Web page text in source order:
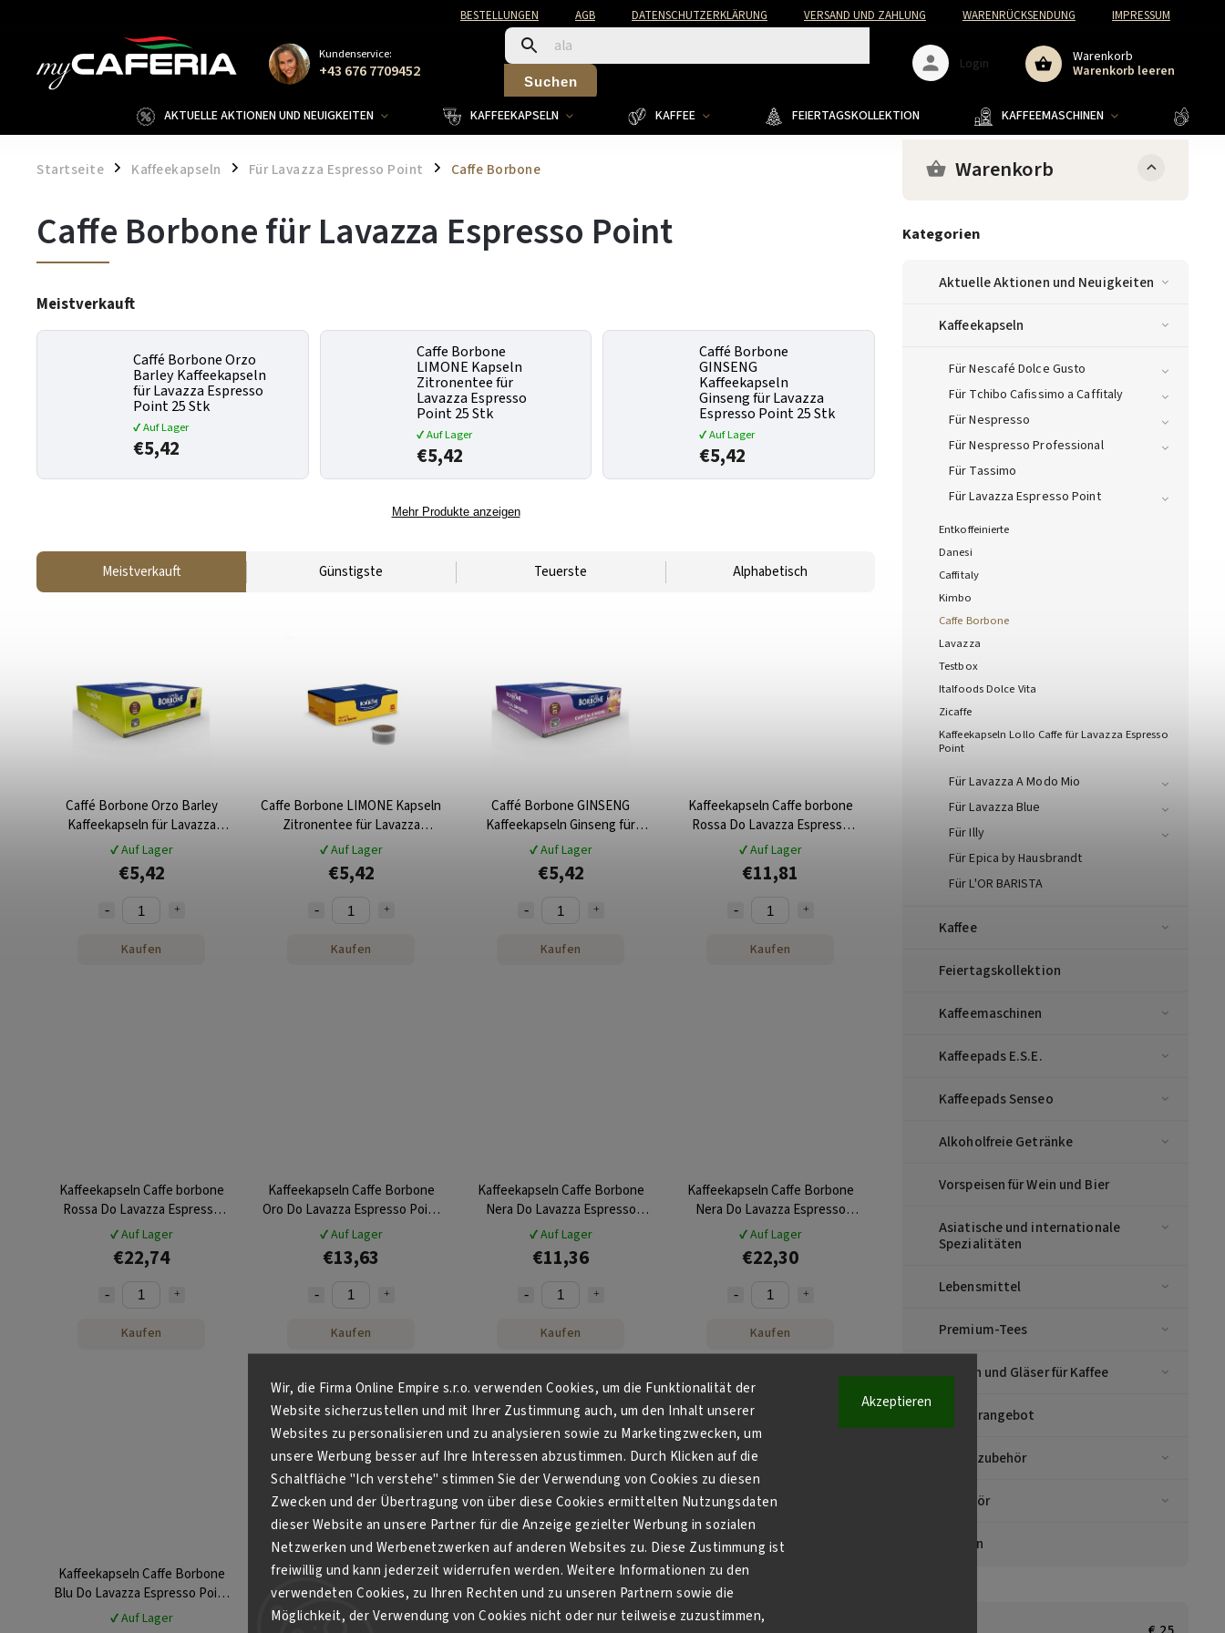
Wir, die Firma Online Empire s.r.o. verwenden Cookies, um die Funktionalität der
Website sicherzustellen und mit Ihrer Zustimmung auch, um den Inhalt unserer
Websites zu personalisieren und zu analysieren sowie zu Marketingzwecken, um
unsere Werbung besser auf Ihre Interessen abzustimmen. Durch Klicken auf die
Schaltfläche "Ich verstehe" stimmen Sie der Verwendung von Cookies zu diesen
Zwecken und der Übertragung von über diese Cookies ermittelten Nutzungsdaten
dieser Website an unsere Partner für die Anzeige gezielter Werbung in sozialen
Netzwerken und Werbenetzwerken auf anderen Websites zu. Diese Zustimmung ist
freiwillig und kann jederzeit widerrufen werden. Weitere Informationen zu den
verwendeten Cookies, zu Ihren Rechten und zu unseren Partnern sowie die
Möglichkeit, der Verwendung von Cookies nicht oder nur teilweise zuzustimmen,
Akzeptieren
BESTELLUNGEN AGB DATENSCHUTZERKLÄRUNG VERSAND UND ZAHLUNG WARENRÜCKSENDUNG IMPRESSUM
Kundenservice:
+43 676 7709452 Suchen
Warenkorb
Warenkorb leeren
Login
AKTUELLE AKTIONEN UND NEUIGKEITEN KAFFEEKAPSELN KAFFEE FEIERTAGSKOLLEKTION KAFFEEMASCHINEN
Startseite / Kaffeekapseln / Für Lavazza Espresso Point / Caffe Borbone Warenkorb
Kategorien
Aktuelle Aktionen und Neuigkeiten
Kaffeekapseln
Für Nescafé Dolce Gusto
Für Tchibo Cafissimo a Caffitaly
Für Nespresso
Für Nespresso Professional
Für Tassimo
Für Lavazza Espresso Point
Entkoffeinierte
Danesi
Caffitaly
Kimbo
Caffe Borbone
Lavazza
Testbox
Italfoods Dolce Vita
Zicaffe
Kaffeekapseln Lollo Caffe für Lavazza Espresso
Point
Für Lavazza A Modo Mio
Für Lavazza Blue
Für Illy
Für Epica by Hausbrandt
Für L'OR BARISTA
Kaffee
Feiertagskollektion
Kaffeemaschinen
Kaffeepads E.S.E.
Kaffeepads Senseo
Alkoholfreie Getränke
Vorspeisen für Wein und Bier
Asiatische und internationale
Spezialitäten
Lebensmittel
Premium-Tees
Tassen und Gläser für Kaffee
Sonderangebot
Kaffeezubehör
Zubehör
Marken
Caffe Borbone für Lavazza Espresso Point
Meistverkauft
Caffé Borbone Orzo
Barley Kaffeekapseln
für Lavazza Espresso
Point 25 Stk
✔ Auf Lager
€5,42
Caffe Borbone
LIMONE Kapseln
Zitronentee für
Lavazza Espresso
Point 25 Stk
✔ Auf Lager
€5,42
Caffé Borbone
GINSENG
Kaffeekapseln
Ginseng für Lavazza
Espresso Point 25 Stk
✔ Auf Lager
€5,42
Mehr Produkte anzeigen
Meistverkauft Günstigste Teuerste Alphabetisch
Caffé Borbone Orzo Barley
Kaffeekapseln für Lavazza
Espresso Point 25 Stk
✔ Auf Lager
€5,42
Kaufen
Caffe Borbone LIMONE Kapseln
Zitronentee für Lavazza
Espresso Point 25 Stk
✔ Auf Lager
€5,42
Kaufen
Caffé Borbone GINSENG
Kaffeekapseln Ginseng für
Lavazza Espresso Point 25 Stk
✔ Auf Lager
€5,42
Kaufen
Kaffeekapseln Caffe borbone
Rossa Do Lavazza Espresso
Point 50 Stk
✔ Auf Lager
€11,81
Kaufen
Kaffeekapseln Caffe borbone
Rossa Do Lavazza Espresso
Point 100 Stk
✔ Auf Lager
€22,74
Kaufen
Kaffeekapseln Caffe Borbone
Oro Do Lavazza Espresso Point
50 Stk
✔ Auf Lager
€13,63
Kaufen
Kaffeekapseln Caffe Borbone
Nera Do Lavazza Espresso
Point 50 Stk
✔ Auf Lager
€11,36
Kaufen
Kaffeekapseln Caffe Borbone
Nera Do Lavazza Espresso
Point 100 Stk
✔ Auf Lager
€22,30
Kaufen
Kaffeekapseln Caffe Borbone
Blu Do Lavazza Espresso Point
100 Stk
✔ Auf Lager